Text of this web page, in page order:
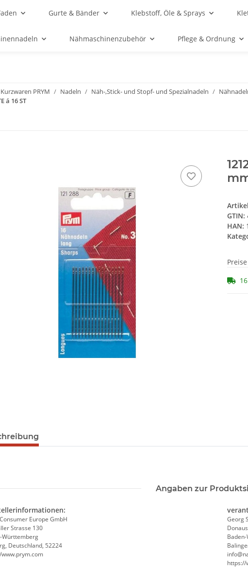
Gurte & Bänder Klebstoff, Öle & Sprays
Nähmaschinenzubehör Pflege & Ordnung
Kurzwaren PRYM Nadeln Näh-,Stick- und Stopf- und Spezialnadeln
á 16 ST
GTIN:
HAN:
Angaben zur
Europe GmbH
Strasse 130
Württemberg
Deutschland, 52224
Georg
https://